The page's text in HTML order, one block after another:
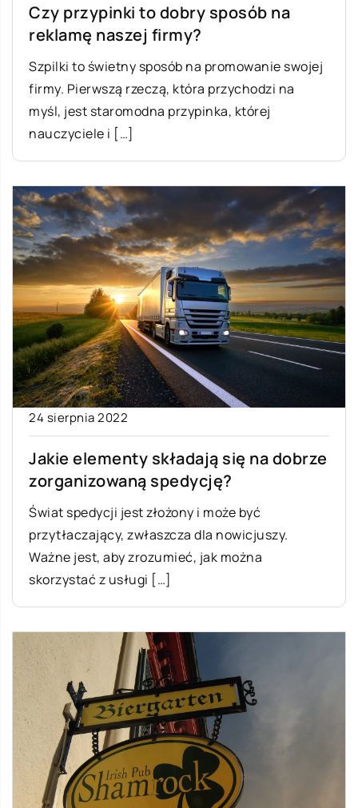
Czy przypinki to dobry sposób na
reklamę naszej firmy?
Szpilki to świetny sposób na promowanie swojej
firmy. Pierwszą rzeczą, która przychodzi na
myśl, jest staromodna przypinka, której
nauczyciele i […]
24 sierpnia 2022
Jakie elementy składają się na dobrze
zorganizowaną spedycję?
Świat spedycji jest złożony i może być
przytłaczający, zwłaszcza dla nowicjuszy.
Ważne jest, aby zrozumieć, jak można
skorzystać z usługi […]